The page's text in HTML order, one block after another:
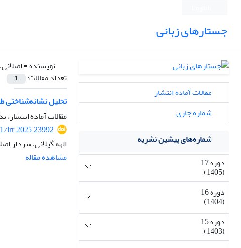
جستارهای زبانی
نویسنده =
تعداد مقالات:
1
تحلیل نشانه‌شناختی
مقالات آماده انتشار،
lrr.2025.23992
الهه گیلانی، سردار
مشاهده مقاله
مقالات آماده انتشار
شماره جاری
شماره‌های پیشین نشریه
دوره 17
(1405)
دوره 16
(1404)
دوره 15
(1403)